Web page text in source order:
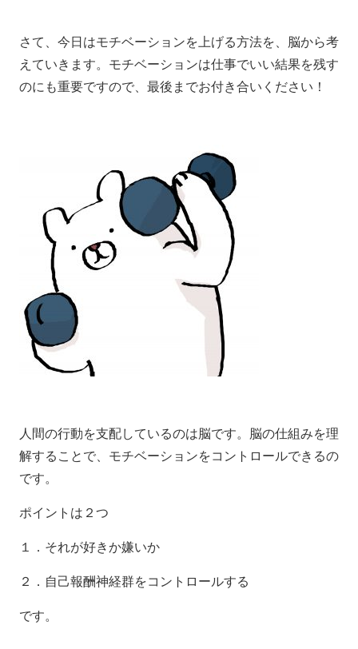
さて、今日はモチベーションを上げる方法を、脳から考
えていきます。モチベーションは仕事でいい結果を残す
のにも重要ですので、最後までお付き合いください！
人間の行動を支配しているのは脳です。脳の仕組みを理
解することで、モチベーションをコントロールできるの
です。
ポイントは２つ
１．それが好きか嫌いか
２．自己報酬神経群をコントロールする
です。